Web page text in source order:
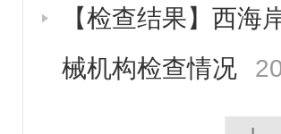
【检查结果】西
械机构检查情况